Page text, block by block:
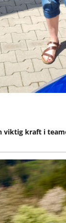
viktig kraft i